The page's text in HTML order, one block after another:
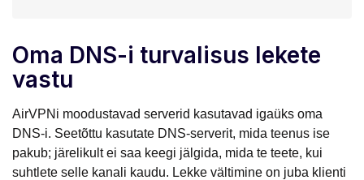
Oma DNS-i turvalisus lekete
vastu
AirVPNi moodustavad serverid kasutavad igaüks oma
DNS-i. Seetõttu kasutate DNS-serverit, mida teenus ise
pakub; järelikult ei saa keegi jälgida, mida te teete, kui
suhtlete selle kanali kaudu. Lekke vältimine on juba klienti